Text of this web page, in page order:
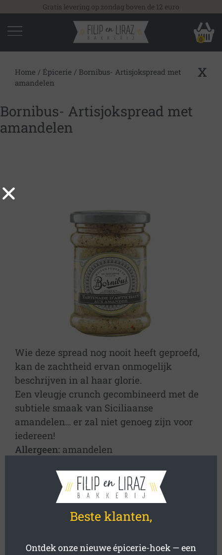
Gratis levering op zondag boven de 12 euro
0
X
Home / Épicerie / Bornibus- Artisjokspread met
amandelen
Bornibus- Artisjokspread met
amandelen
Wie deze spread nog nooit heeft geproefd,
kan de zachtheid ervan onmogelijk
beschrijven in al haar glorie.
Een vleugje crunch gecombineerd met de
subtiele smaak van Siciliaanse
amandelen… er zal niet genoeg zijn voor
iedereen!
Allergeen: amandelen
Nettogewicht:230 g
275 mL
Out of stock
Beste klanten,
Ontdek onze nieuwe épicerie-hoek — een